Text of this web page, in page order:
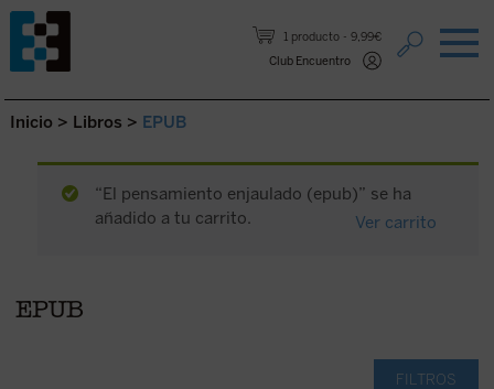
1 producto
9,99€
Club Encuentro
Saltar al contenido.
Inicio > Libros > EPUB
“El pensamiento enjaulado (epub)” se ha
añadido a tu carrito.
Ver carrito
EPUB
FILTROS